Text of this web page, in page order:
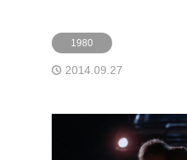
1980
2014.09.27